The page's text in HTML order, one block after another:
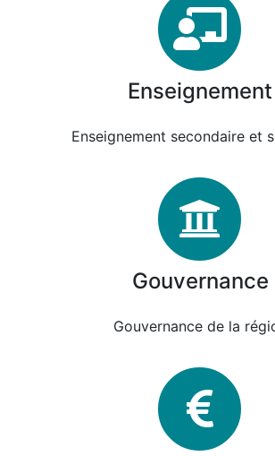
Enseignement
Enseignement secondaire et
Gouvernance
Gouvernance de la